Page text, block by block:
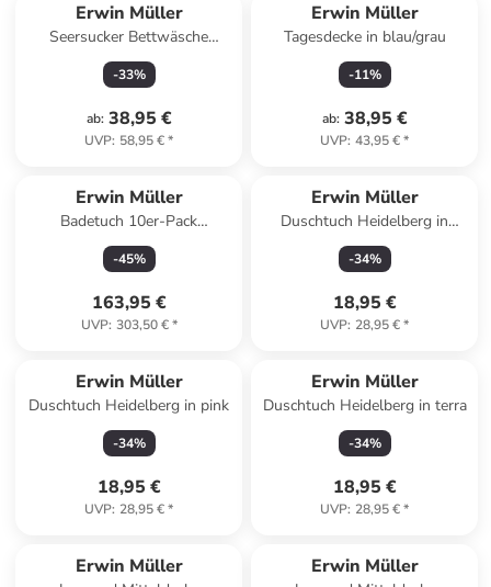
Erwin Müller
Seersucker Bettwäsche
Rosenheim in türkis
-33%
ab: 38,95 €
UVP: 58,95 €*
Erwin Müller
Tagesdecke in blau/grau
-11%
ab: 38,95 €
UVP: 43,95 €*
Erwin Müller
Badetuch 10er-Pack
Heidelberg in creme
-45%
163,95 €
UVP: 303,50 €*
Erwin Müller
Duschtuch Heidelberg in
hellblau
-34%
18,95 €
UVP: 28,95 €*
Erwin Müller
Duschtuch Heidelberg in pink
-34%
18,95 €
UVP: 28,95 €*
Erwin Müller
Duschtuch Heidelberg in terra
-34%
18,95 €
UVP: 28,95 €*
Erwin Müller Erwin Müller